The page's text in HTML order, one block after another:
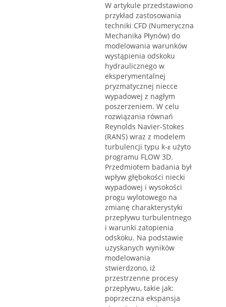
W artykule przedstawiono
przykład zastosowania
techniki CFD (Numeryczna
Mechanika Płynów) do
modelowania warunków
wystąpienia odskoku
hydraulicznego w
eksperymentalnej
pryzmatycznej niecce
wypadowej z nagłym
poszerzeniem. W celu
rozwiązania równań
Reynolds Navier-Stokes
(RANS) wraz z modelem
turbulencji typu k-ε użyto
programu FLOW 3D.
Przedmiotem badania był
wpływ głębokości niecki
wypadowej i wysokości
progu wylotowego na
zmianę charakterystyki
przepływu turbulentnego
i warunki zatopienia
odskoku. Na podstawie
uzyskanych wyników
modelowania
stwierdzono, iż
przestrzenne procesy
przepływu, takie jak:
poprzeczna ekspansja